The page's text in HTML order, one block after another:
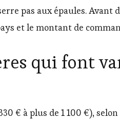
pas aux épaules. Avant
et le montant de
qui font
€ à plus de 1 100 €), selon